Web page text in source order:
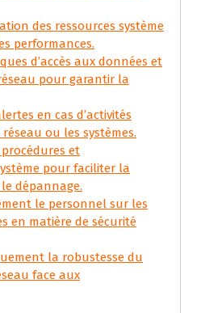
des ressources système
performances.
d’accès aux données et
pour garantir la
en cas d’activités
ou les systèmes.
et
pour faciliter la
dépannage.
le personnel sur les
en matière de sécurité
la robustesse du
face aux